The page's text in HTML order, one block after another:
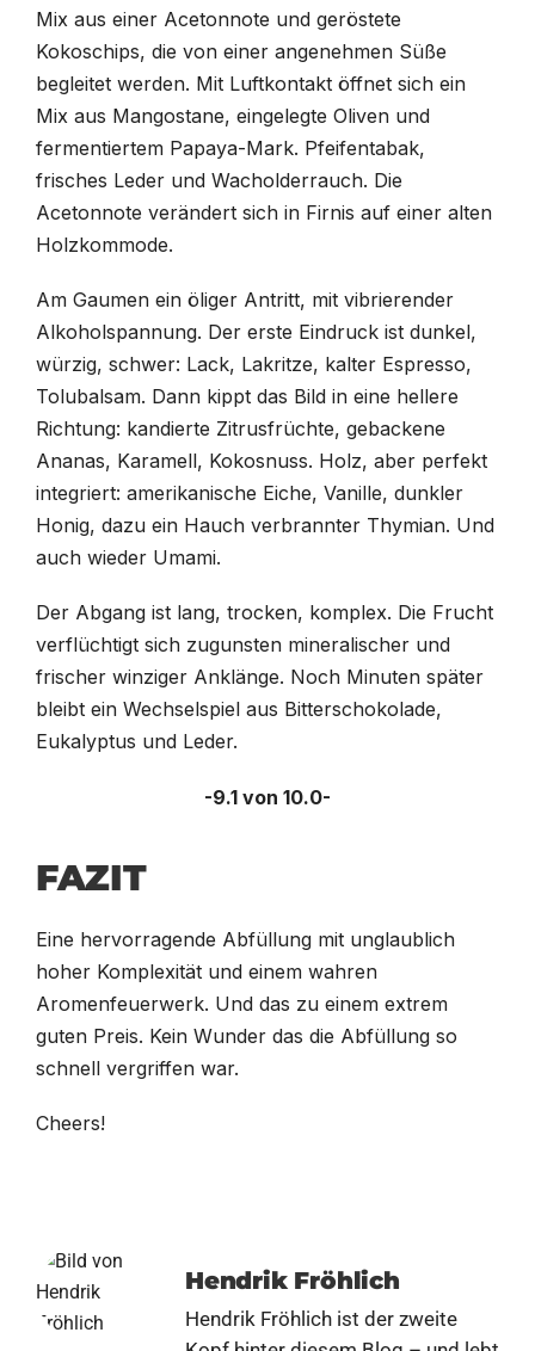
Mix aus einer Acetonnote und geröstete
Kokoschips, die von einer angenehmen Süße
begleitet werden. Mit Luftkontakt öffnet sich ein
Mix aus Mangostane, eingelegte Oliven und
fermentiertem Papaya-Mark. Pfeifentabak,
frisches Leder und Wacholderrauch. Die
Acetonnote verändert sich in Firnis auf einer alten
Holzkommode.
Am Gaumen ein öliger Antritt, mit vibrierender
Alkoholspannung. Der erste Eindruck ist dunkel,
würzig, schwer: Lack, Lakritze, kalter Espresso,
Tolubalsam. Dann kippt das Bild in eine hellere
Richtung: kandierte Zitrusfrüchte, gebackene
Ananas, Karamell, Kokosnuss. Holz, aber perfekt
integriert: amerikanische Eiche, Vanille, dunkler
Honig, dazu ein Hauch verbrannter Thymian. Und
auch wieder Umami.
Der Abgang ist lang, trocken, komplex. Die Frucht
verflüchtigt sich zugunsten mineralischer und
frischer winziger Anklänge. Noch Minuten später
bleibt ein Wechselspiel aus Bitterschokolade,
Eukalyptus und Leder.
-9.1 von 10.0-
FAZIT
Eine hervorragende Abfüllung mit unglaublich
hoher Komplexität und einem wahren
Aromenfeuerwerk. Und das zu einem extrem
guten Preis. Kein Wunder das die Abfüllung so
schnell vergriffen war.
Cheers!
Hendrik Fröhlich
Hendrik Fröhlich ist der zweite